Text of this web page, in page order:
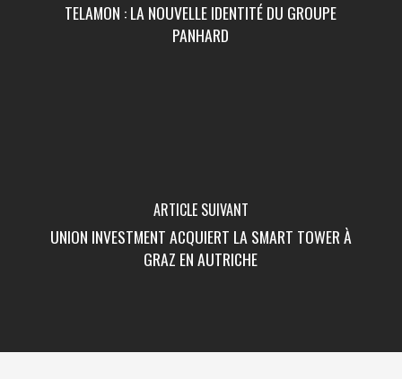
TELAMON : LA NOUVELLE IDENTITÉ DU GROUPE
PANHARD
ARTICLE SUIVANT
UNION INVESTMENT ACQUIERT LA SMART TOWER À
GRAZ EN AUTRICHE